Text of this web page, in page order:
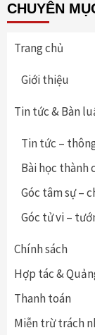
CHUYÊN
Trang chủ
Giới thiệu
Tin tức & Bàn
Tin tức –
Bài học thành
Góc tâm sự –
Góc tử vi –
Chính sách
Hợp tác &
Thanh toán
Miễn trừ trách